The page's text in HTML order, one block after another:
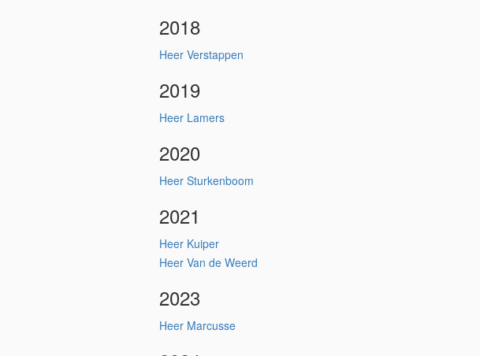
2018
Heer Verstappen
2019
Heer Lamers
2020
Heer Sturkenboom
2021
Heer Kuiper
Heer Van de Weerd
2023
Heer Marcusse